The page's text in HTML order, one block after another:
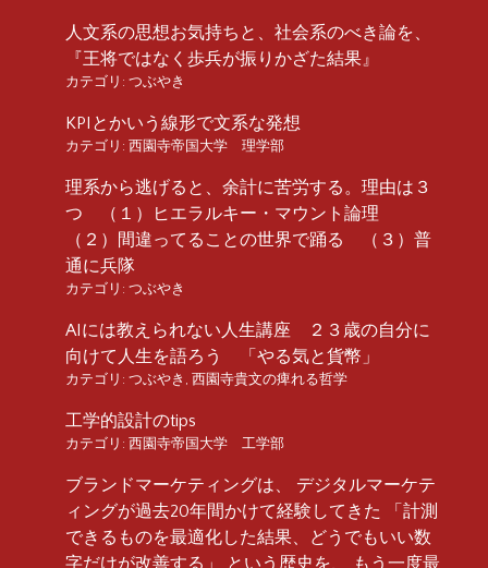
人文系の思想お気持ちと、社会系のべき論を、
『王将ではなく歩兵が振りかざた結果』
カテゴリ: つぶやき
KPIとかいう線形で文系な発想
カテゴリ: 西園寺帝国大学 理学部
理系から逃げると、余計に苦労する。理由は３
つ （１）ヒエラルキー・マウント論理
（２）間違ってることの世界で踊る （３）普
通に兵隊
カテゴリ: つぶやき
AIには教えられない人生講座 ２３歳の自分に
向けて人生を語ろう 「やる気と貨幣」
カテゴリ: つぶやき , 西園寺貴文の痺れる哲学
工学的設計のtips
カテゴリ: 西園寺帝国大学 工学部
ブランドマーケティングは、 デジタルマーケテ
ィングが過去20年間かけて経験してきた 「計測
できるものを最適化した結果、どうでもいい数
字だけが改善する」 という歴史を、 もう一度最